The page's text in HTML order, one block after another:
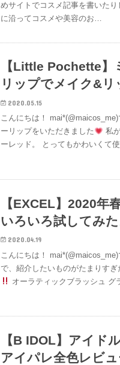
めサイトでコスメ記事を書いた
に沿ってコスメや美容のお…
【Little Pochette】
リップでメイク&
2020.05.15
こんにちは！
ーリップをいただきました
私
ーレッド。 とってもかわいくて
【EXCEL】2020年
いろいろ試してみた
2020.04.19
こんにちは！
で、紹介したいものがたまりす
オーラティックブラッシュ グ
【B IDOL】アイド
アイパレ全色レビュ